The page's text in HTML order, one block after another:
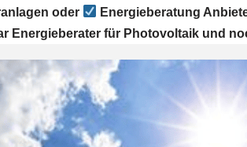
oder Energieberatung
Energieberater für Photovoltaik und